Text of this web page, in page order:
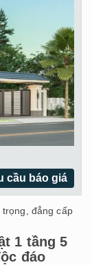
cầu báo giá
đẳng cấp
1 tầng 5
đáo